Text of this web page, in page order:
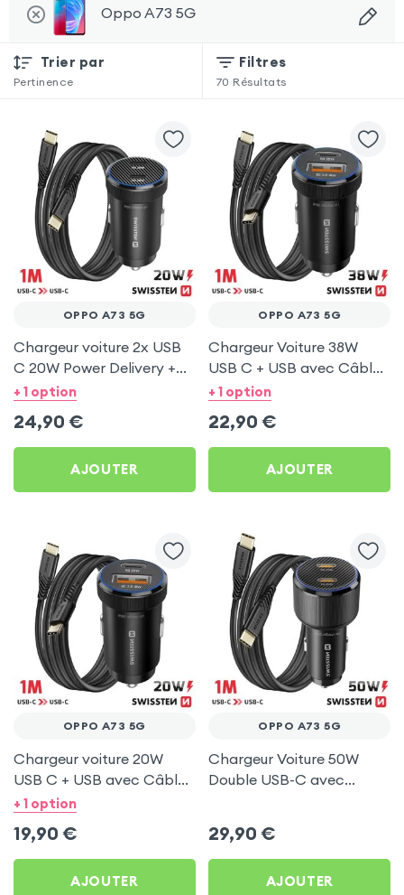
Oppo A73 5G
Trier par
Pertinence
Filtres
70 Résultats
OPPO A73 5G
Chargeur voiture 2x USB
C 20W Power Delivery +
Câble USB C 60W pour
+ 1 option
24,90 €
AJOUTER
OPPO A73 5G
Chargeur Voiture 38W
USB C + USB avec Câble
type C Swissten pour
+ 1 option
22,90 €
AJOUTER
OPPO A73 5G
Chargeur voiture 20W
USB C + USB avec Câble
type C Swissten pour
+ 1 option
19,90 €
AJOUTER
OPPO A73 5G
Chargeur Voiture 50W
Double USB-C avec
29,90 €
AJOUTER